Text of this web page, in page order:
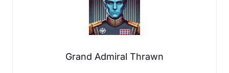
Grand Admiral Thrawn